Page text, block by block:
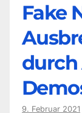
Fake
durch
9. Februar 2021